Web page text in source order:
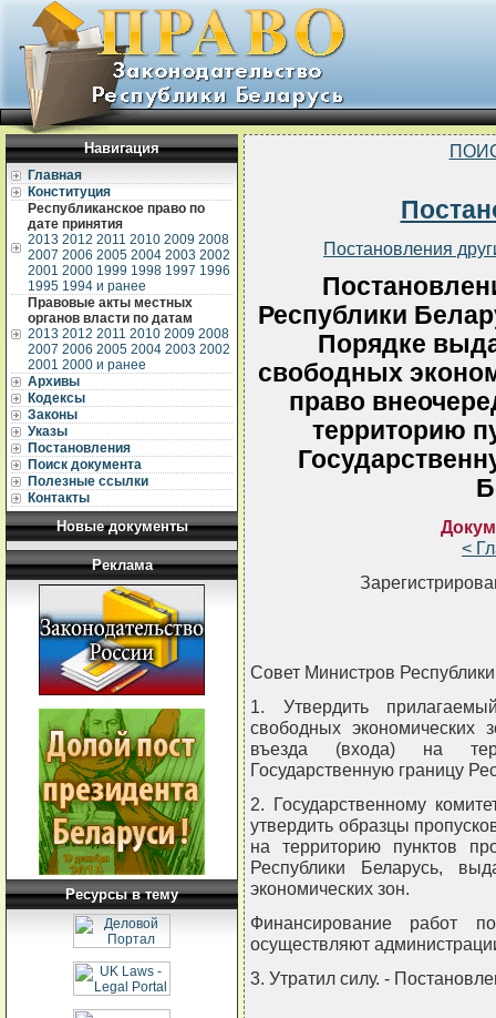
Навигация
Главная
Конституция
Республиканское право по
дате принятия
2013 2012 2011 2010 2009 2008
2007 2006 2005 2004 2003 2002
2001 2000 1999 1998 1997 1996
1995 1994 и ранее
Правовые акты местных
органов власти по датам
2013 2012 2011 2010 2009 2008
2007 2006 2005 2004 2003 2002
2001 2000 и ранее
Архивы
Кодексы
Законы
Указы
Постановления
Поиск документа
Полезные ссылки
Контакты
Новые документы
Реклама
Ресурсы в тему
Постановления
Республики
Порядке
свободных
право
территорию
<
Совет Министров
1. Утвердить
свободных экономических
въезда (входа) на
Государственную границу
2. Государственному
утвердить образцы
на территорию пунктов
Республики Беларусь,
экономических зон.
Финансирование работ
осуществляют
3. Утратил силу. -